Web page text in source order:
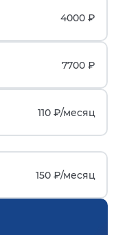
4000 ₽
7700 ₽
110 ₽/месяц
150 ₽/месяц